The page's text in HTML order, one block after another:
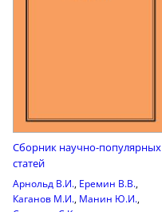
Сборник научно-популярных
статей
Арнольд В.И., Еремин В.В.,
Каганов М.И., Манин Ю.И.,